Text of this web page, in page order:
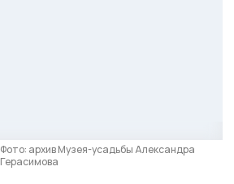
Фото: архив Музея-усадьбы Александра
Герасимова